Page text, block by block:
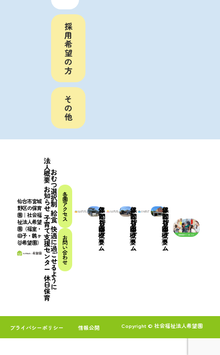
採
用
希
望
の
方
そ
の
他
仙台市宮城
野区の保育
園｜社会福
祉法人希望
園（福室・
田子・鶴ヶ
谷希望園）
法
人
概
要
お
知
ら
せ
子
育
て
支
援
セ
ン
タ
ー
休
日
保
育
お
む
つ
選
択
制
給
食
快
適
に
過
ご
せ
る
よ
う
に
各
園
ア
ク
セ
ス
お
問
い
合
わ
せ
こ
ど
も
園
概
要
保
育
プ
ロ
グ
ラ
ム
年
間
行
事
こ
ど
も
園
概
要
保
育
プ
ロ
グ
ラ
ム
年
間
行
事
こ
ど
も
園
概
要
保
育
プ
ロ
グ
ラ
ム
年
間
行
事
プライバシーポリシー 情報公開 Copyright © 社会福祉法人希望園